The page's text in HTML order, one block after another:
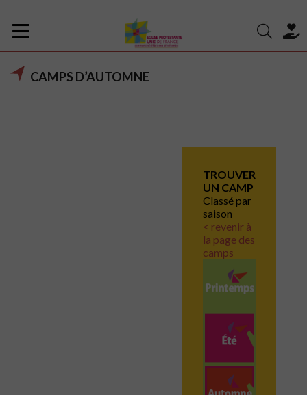
CAMPS D’AUTOMNE
TROUVER
UN CAMP
Classé par
saison
< revenir à
la page des
camps